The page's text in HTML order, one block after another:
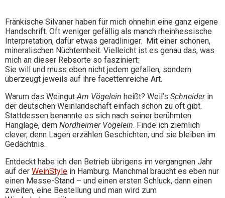
Fränkische Silvaner haben für mich ohnehin eine ganz eigene
Handschrift. Oft weniger gefällig als manch rheinhessische
Interpretation, dafür etwas geradliniger. Mit einer schönen,
mineralischen Nüchternheit. Vielleicht ist es genau das, was
mich an dieser Rebsorte so fasziniert:
Sie will und muss eben nicht jedem gefallen, sondern
überzeugt jeweils auf ihre facettenreiche Art.
Warum das WeingutAm Vögelein heißt? Weil’s Schneiderin
der deutschen Weinlandschaft einfach schon zu oft gibt.
Stattdessen benannte es sich nach seiner berühmten
Hanglage, dem Nordheimer Vögelein. Finde ich ziemlich
clever, denn Lagen erzählen Geschichten, und sie bleiben im
Gedächtnis.
Entdeckt habe ich den Betrieb übrigens im vergangnen Jahr
auf der WeinStyle in Hamburg. Manchmal braucht es eben nur
einen Messe-Stand – und einen ersten Schluck, dann einen
zweiten, eine Bestellung und man wird zum